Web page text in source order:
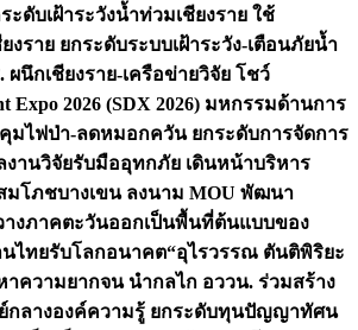
ะดับเฝ้าระวังน้ำท่วมเชียงราย ใช้
ราย ยกระดับระบบเฝ้าระวัง-เตือนภัยน้ำ
ผนึกเชียงราย-เครือข่ายวิจัย โชว์
2026 (SDX 2026) มหกรรมด้านการ
มไฟป่า-ลดหมอกควัน ยกระดับการจัดการ
งานวิจัยรับมืออุทกภัย เดินหน้าบริหาร
โภชบางเขน ลงนาม MOU พัฒนา
างภาคตะวันออกเป็นพื้นที่ต้นแบบของ
นไทยรับโลกอนาคต“อุไรวรรณ ตันติพิริยะ
ความยากจน นำกลไก อววน. ร่วมสร้าง
กลางองค์ความรู้ ยกระดับทุนปัญญาทัศน